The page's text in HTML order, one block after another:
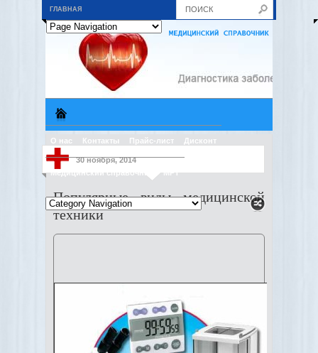
ГЛАВНАЯ
О нас Контакты Прайс-лист Дисконт
Медицинский справочник МРТ
30 ноября, 2014
Популярные виды медицинской
техники